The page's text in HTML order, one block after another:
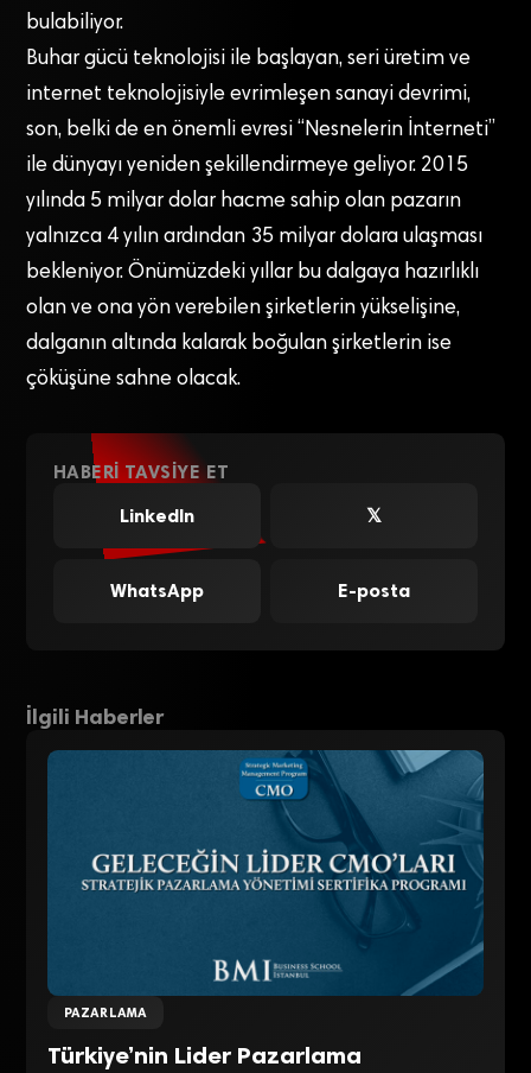
bulabiliyor.
Buhar gücü teknolojisi ile başlayan, seri üretim ve
internet teknolojisiyle evrimleşen sanayi devrimi,
son, belki de en önemli evresi “Nesnelerin İnterneti”
ile dünyayı yeniden şekillendirmeye geliyor. 2015
yılında 5 milyar dolar hacme sahip olan pazarın
yalnızca 4 yılın ardından 35 milyar dolara ulaşması
bekleniyor. Önümüzdeki yıllar bu dalgaya hazırlıklı
olan ve ona yön verebilen şirketlerin yükselişine,
dalganın altında kalarak boğulan şirketlerin ise
çöküşüne sahne olacak.
HABERI TAVSIYE ET
LinkedIn
𝕏
WhatsApp E-posta
İlgili Haberler
PAZARLAMA
Türkiye’nin Lider Pazarlama